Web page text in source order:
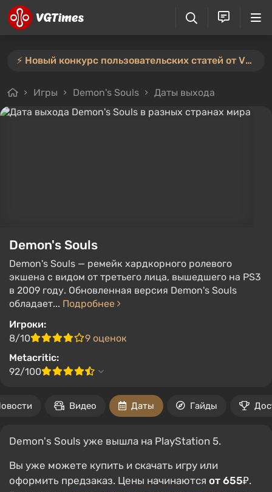
⚡️ Новый конкурс пользовательских статей от VGTimes — участвуйте тут ⚡️
Игры Demon's Souls Даты выхода
Demon's Souls
Demon's Souls — ремейк хардкорного ролевого
экшена с видом от третьего лица, вышедшего на PS3
в 2009 году. Обновленная версия Demon's Souls
обладает... Подробнее
Игроки:
8/10
9 оценок
Metacritic:
92/100
Видео Даты Гайды
Demon's Souls уже вышла на PlayStation 5.
Вы уже можете купить и скачать игру или
оформить предзаказ. Цены начинаются от 655₽.